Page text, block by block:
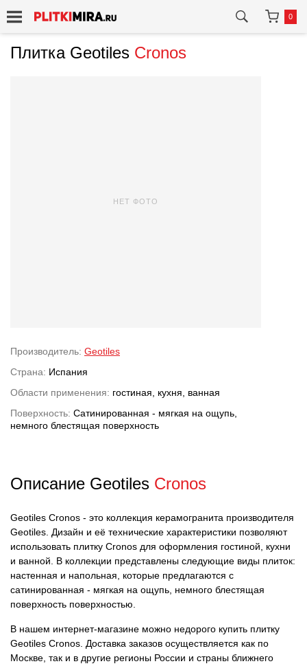
0
Плитка Geotiles Cronos
НЕТ ФОТО
Производитель: Geotiles
Страна: Испания
Области применения: гостиная, кухня, ванная
Поверхность: Сатинированная - мягкая на ощупь,
немного блестящая поверхность
Описание Geotiles Cronos
Geotiles Cronos - это коллекция керамогранита производителя
Geotiles. Дизайн и её технические характеристики позволяют
использовать плитку Cronos для оформления гостиной, кухни
и ванной. В коллекции представлены следующие виды плиток:
настенная и напольная, которые предлагаются с
сатинированная - мягкая на ощупь, немного блестящая
поверхность поверхностью.
В нашем интернет-магазине можно недорого купить плитку
Geotiles Cronos. Доставка заказов осуществляется как по
Москве, так и в другие регионы России и страны ближнего